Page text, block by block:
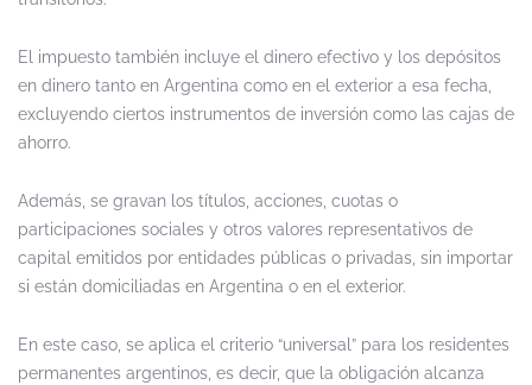
El impuesto también incluye el dinero efectivo y los depósitos
en dinero tanto en Argentina como en el exterior a esa fecha,
excluyendo ciertos instrumentos de inversión como las cajas de
ahorro.
Además, se gravan los títulos, acciones, cuotas o
participaciones sociales y otros valores representativos de
capital emitidos por entidades públicas o privadas, sin importar
si están domiciliadas en Argentina o en el exterior.
En este caso, se aplica el criterio “universal” para los residentes
permanentes argentinos, es decir, que la obligación alcanza